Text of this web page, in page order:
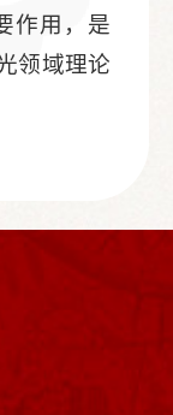
作用，是
领域理论